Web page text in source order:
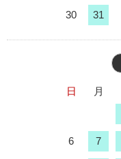
30 31
日 月
6 7